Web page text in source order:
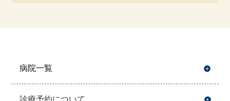
病院一覧